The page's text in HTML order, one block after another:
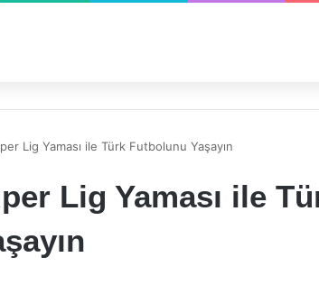
Lig Yaması ile Türk Futbolunu Yaşayın
Lig Yaması ile